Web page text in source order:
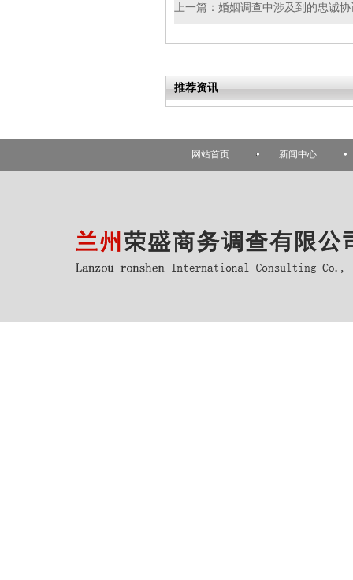
上一篇： 婚姻调查中涉及到的忠诚
推荐资讯
网站首页 新闻中心